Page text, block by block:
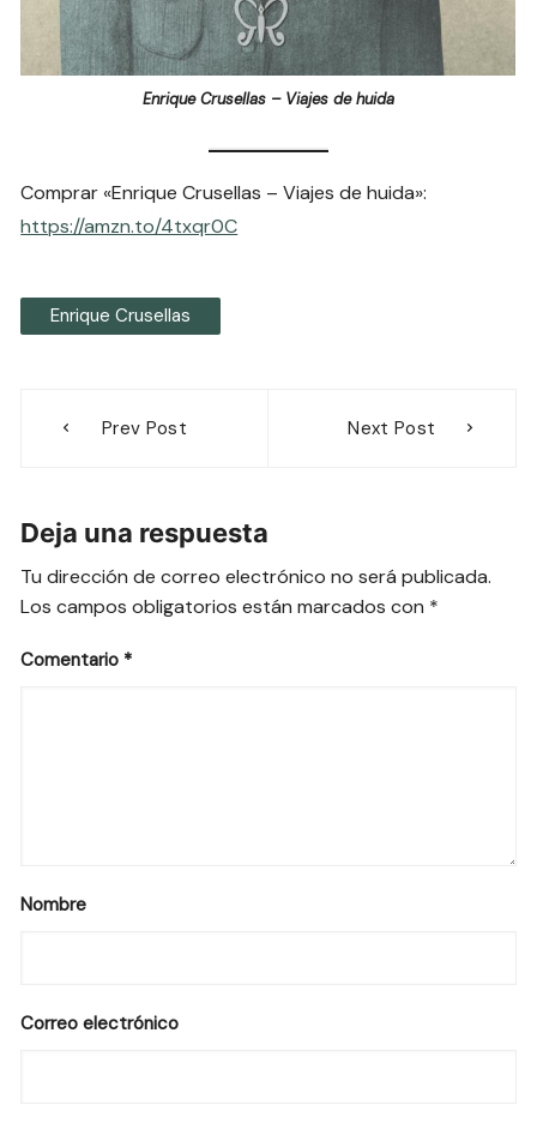
Enrique Crusellas – Viajes de huida
Comprar «Enrique Crusellas – Viajes de huida»:
https://amzn.to/4txqr0C
Enrique Crusellas
Prev Post Next Post
Deja una respuesta
Tu dirección de correo electrónico no será publicada.
Los campos obligatorios están marcados con *
Comentario *
Nombre
Correo electrónico